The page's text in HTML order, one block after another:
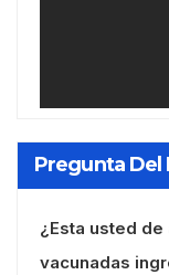
Pregunta Del
¿Esta usted
vacunadas